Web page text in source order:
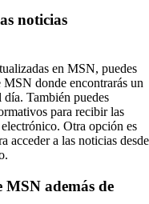
noticias
en MSN, puedes
donde encontrarás un
día. También puedes
para recibir las
Otra opción es
acceder a las noticias desde
MSN además de